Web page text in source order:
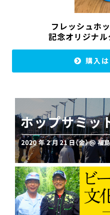
フレッシュホ
記念オリジナ
購入